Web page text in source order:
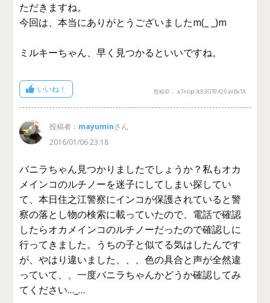
ただきますね。
今回は、本当にありがとうございましたm(_ _)m
ミルキーちゃん、早く見つかるといいですね。
いいね！ 投稿ID： a7nlqd3c83GT0/Q0aVBxTA
投稿者： mayuminさん
2016/01/06 23:18
バニラちゃん見つかりましたでしょうか？私もオカ
メインコのルチノーを迷子にしてしまい探してい
て、本日住之江警察にインコが保護されていると警
察の落とし物の検索に載っていたので、電話で確認
したらオカメインコのルチノーだったので確認しに
行ってきました。うちの子と似てる気はしたんです
が、やはり違いました、、、色の具合と声が全然違
っていて、、一度バニラちゃんかどうか確認してみ
てください…_…